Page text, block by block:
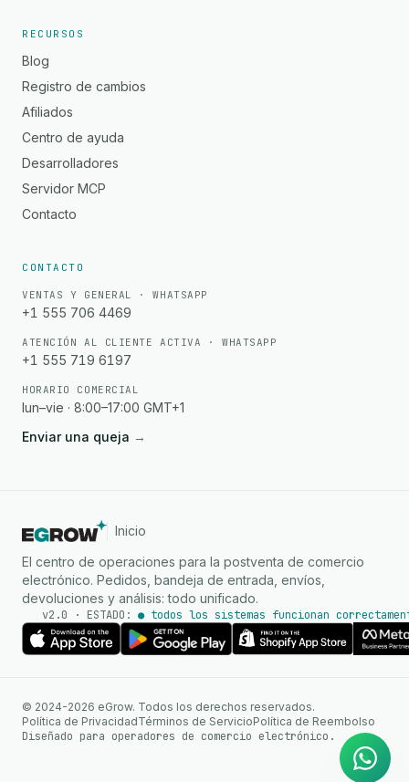
RECURSOS
Blog
Registro de cambios
Afiliados
Centro de ayuda
Desarrolladores
Servidor MCP
Contacto
CONTACTO
VENTAS Y GENERAL · WHATSAPP
+1 555 706 4469
ATENCIÓN AL CLIENTE ACTIVA · WHATSAPP
+1 555 719 6197
HORARIO COMERCIAL
lun–vie · 8:00–17:00 GMT+1
Enviar una queja →
Inicio
El centro de operaciones para la postventa de comercio
electrónico. Pedidos, bandeja de entrada, envíos,
devoluciones y análisis: todo unificado.
v2.0 · ESTADO: ● todos los sistemas funcionan
© 2024-2026 eGrow. Todos los derechos reservados.
Política de PrivacidadTérminos de ServicioPolítica de Reembolso
Diseñado para operadores de comercio electrónico.
WhatsApp